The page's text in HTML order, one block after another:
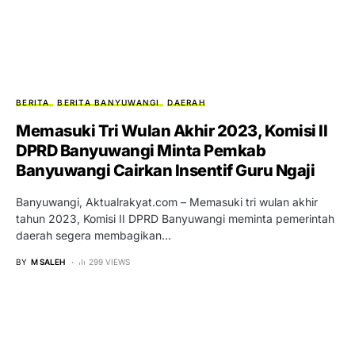
BERITA BERITA BANYUWANGI DAERAH
Memasuki Tri Wulan Akhir 2023, Komisi II
DPRD Banyuwangi Minta Pemkab
Banyuwangi Cairkan Insentif Guru Ngaji
Banyuwangi, Aktualrakyat.com – Memasuki tri wulan akhir
tahun 2023, Komisi II DPRD Banyuwangi meminta pemerintah
daerah segera membagikan…
BY M SALEH 299 VIEWS